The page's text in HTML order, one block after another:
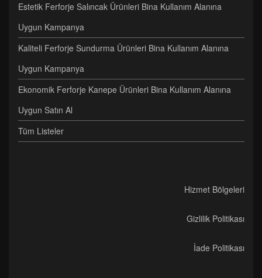
Estetik Ferforje Salıncak Ürünleri Bina Kullanım Alanına
Uygun Kampanya
Kaliteli Ferforje Sundurma Ürünleri Bina Kullanım Alanına
Uygun Kampanya
Ekonomik Ferforje Kanepe Ürünleri Bina Kullanım Alanına
Uygun Satın Al
Tüm Listeler
Hizmet Bölgeleri
Gizlilik Politikası
İade Politikası